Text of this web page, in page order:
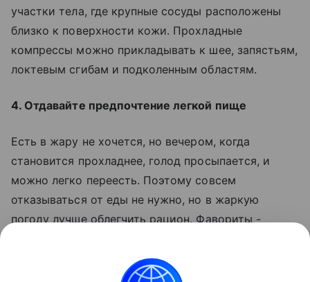
участки тела, где крупные сосуды расположены
близко к поверхности кожи. Прохладные
компрессы можно прикладывать к шее, запястьям,
локтевым сгибам и подколенным областям.
4. Отдавайте предпочтение легкой пище
Есть в жару не хочется, но вечером, когда
становится прохладнее, голод просыпается, и
можно легко переесть. Поэтому совсем
отказываться от еды не нужно, но в жаркую
погоду лучше облегчить рацион. Фавориты -